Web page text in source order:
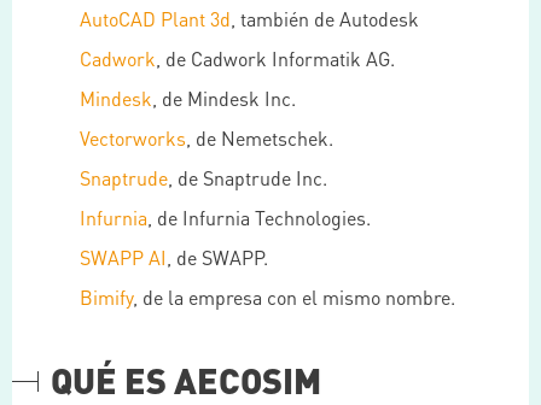
AutoCAD Plant 3d , también de Autodesk
Cadwork , de Cadwork Informatik AG.
Mindesk , de Mindesk Inc.
Vectorworks , de Nemetschek.
Snaptrude , de Snaptrude Inc.
Infurnia , de Infurnia Technologies.
SWAPP AI , de SWAPP.
Bimify, de la empresa con el mismo nombre.
QUÉ ES AECOSIM